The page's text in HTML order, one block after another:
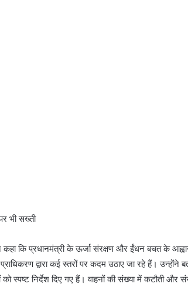
भी सख्ती
ने कहा कि प्रधानमंत्री के ऊर्जा संरक्षण और ईंधन बचत के
द्वारा कई स्तरों पर कदम उठाए जा रहे हैं। उन्होंने
स्पष्ट निर्देश दिए गए हैं। वाहनों की संख्या में कटौती और